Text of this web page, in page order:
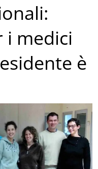
i medici
è